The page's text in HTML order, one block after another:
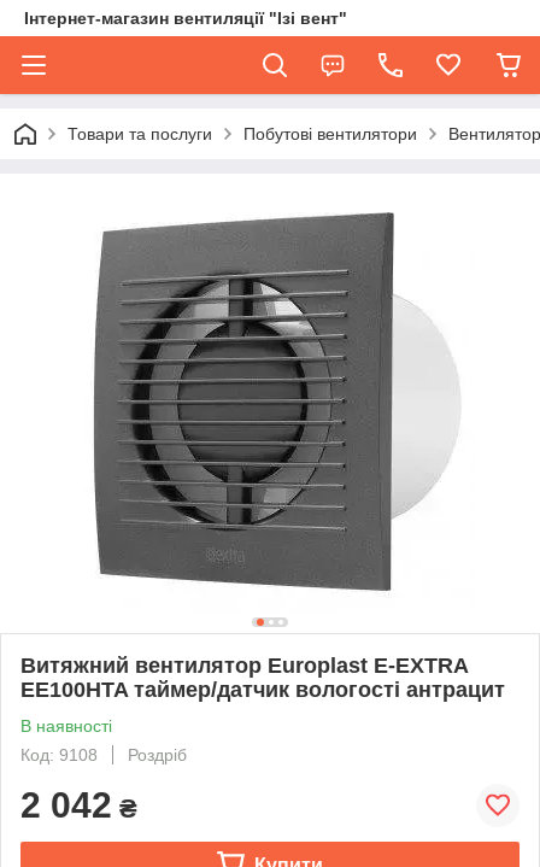
Інтернет-магазин вентиляції "Ізі вент"
Товари та послуги Побутові вентилятори
Витяжний вентилятор Europlast E-EXTRA
EЕ100HTA таймер/датчик вологості антрацит
В наявності
Код: 9108
Роздріб
2 042 ₴